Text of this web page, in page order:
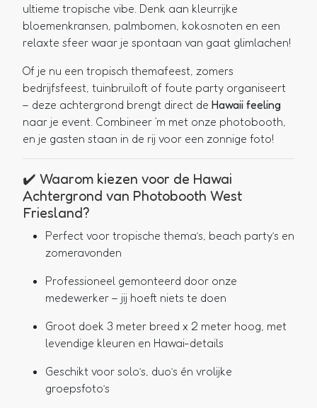
ultieme tropische vibe. Denk aan kleurrijke
bloemenkransen, palmbomen, kokosnoten en een
relaxte sfeer waar je spontaan van gaat glimlachen!
Of je nu een tropisch themafeest, zomers
bedrijfsfeest, tuinbruiloft of foute party organiseert
– deze achtergrond brengt direct de Hawaii feeling
naar je event. Combineer ‘m met onze photobooth,
en je gasten staan in de rij voor een zonnige foto!
✔️ Waarom kiezen voor de Hawai
Achtergrond van Photobooth West
Friesland?
Perfect voor tropische thema’s, beach party’s en
zomeravonden
Professioneel gemonteerd door onze
medewerker – jij hoeft niets te doen
Groot doek 3 meter breed x 2 meter hoog, met
levendige kleuren en Hawai-details
Geschikt voor solo’s, duo’s én vrolijke
groepsfoto’s